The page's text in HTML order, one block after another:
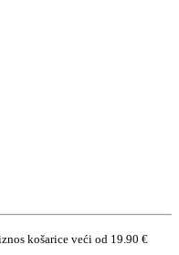
košarice veći od 19.90 €